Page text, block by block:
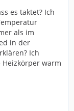
es taktet? Ich
als im
in der
Ich
warm